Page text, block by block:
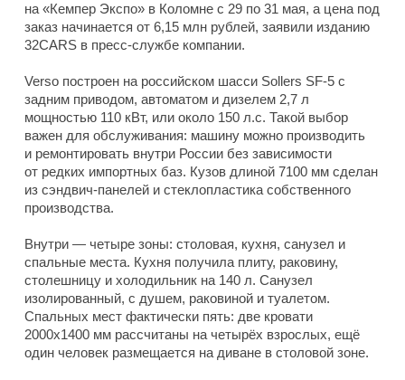
на «Кемпер Экспо» в Коломне с 29 по 31 мая, а цена под
заказ начинается от 6,15 млн рублей, заявили изданию
32CARS в пресс-службе компании.
Verso построен на российском шасси Sollers SF-5 с
задним приводом, автоматом и дизелем 2,7 л
мощностью 110 кВт, или около 150 л.с. Такой выбор
важен для обслуживания: машину можно производить
и ремонтировать внутри России без зависимости
от редких импортных баз. Кузов длиной 7100 мм сделан
из сэндвич-панелей и стеклопластика собственного
производства.
Внутри — четыре зоны: столовая, кухня, санузел и
спальные места. Кухня получила плиту, раковину,
столешницу и холодильник на 140 л. Санузел
изолированный, с душем, раковиной и туалетом.
Спальных мест фактически пять: две кровати
2000x1400 мм рассчитаны на четырёх взрослых, ещё
один человек размещается на диване в столовой зоне.